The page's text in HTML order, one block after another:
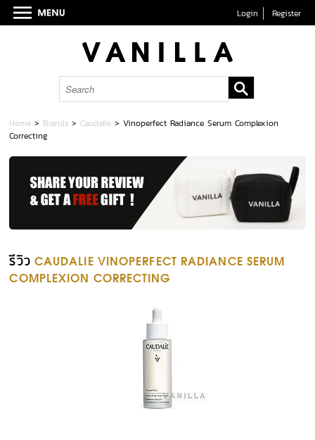
Login Register
Home > Brands > Caudalie >Vinoperfect Radiance Serum Complexion
Correcting
รีวิว CAUDALIE VINOPERFECT RADIANCE SERUM
COMPLEXION CORRECTING